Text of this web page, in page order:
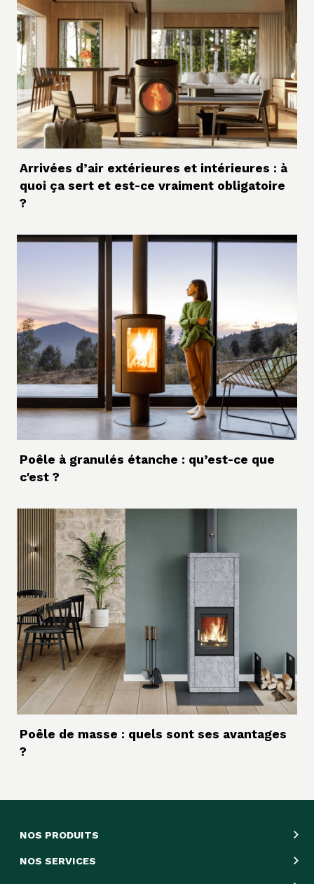
Arrivées d’air extérieures et intérieures : à
quoi ça sert et est-ce vraiment obligatoire
?
Poêle à granulés étanche : qu’est-ce que
c'est ?
Poêle de masse : quels sont ses avantages
?
NOS PRODUITS
NOS SERVICES